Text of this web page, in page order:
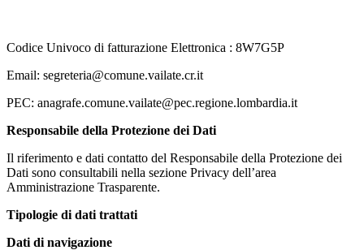
Codice Univoco di fatturazione Elettronica : 8W7G5P
Email: segreteria@comune.vailate.cr.it
PEC: anagrafe.comune.vailate@pec.regione.lombardia.it
Responsabile della Protezione dei Dati
Il riferimento e dati contatto del Responsabile della Protezione dei
Dati sono consultabili nella sezione Privacy dell’area
Amministrazione Trasparente.
Tipologie di dati trattati
Dati di navigazione